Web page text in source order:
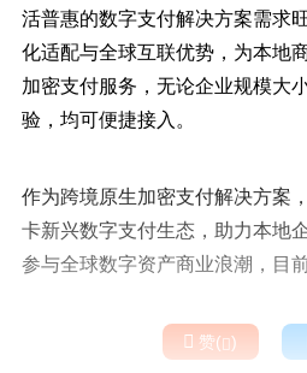
活普惠的数字支付解决方案需求
化适配与全球互联优势，为本地
加密支付服务，无论企业规模大
验，均可便捷接入。
作为跨境原生加密支付解决方案
卡新兴数字支付生态，助力本地
参与全球数字资产商业浪潮，目
 赞()